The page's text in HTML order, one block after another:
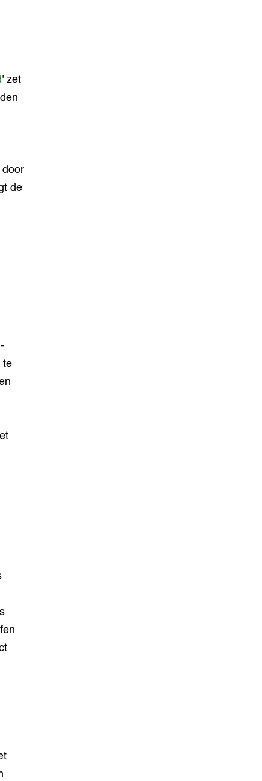
' zet
door
de
te